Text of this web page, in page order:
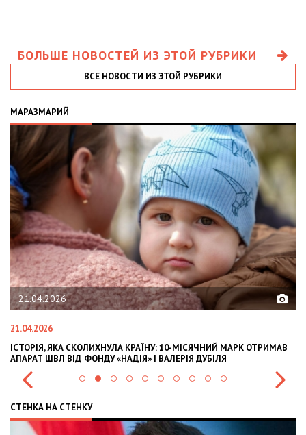
БОЛЬШЕ НОВОСТЕЙ ИЗ ЭТОЙ РУБРИКИ
ВСЕ НОВОСТИ ИЗ ЭТОЙ РУБРИКИ
МАРАЗМАРИЙ
21.04.2026
21.04.2026
ІСТОРІЯ, ЯКА СКОЛИХНУЛА КРАЇНУ: 10-МІСЯЧНИЙ МАРК ОТРИМАВ
АПАРАТ ШВЛ ВІД ФОНДУ «НАДІЯ» І ВАЛЕРІЯ ДУБІЛЯ
СТЕНКА НА СТЕНКУ